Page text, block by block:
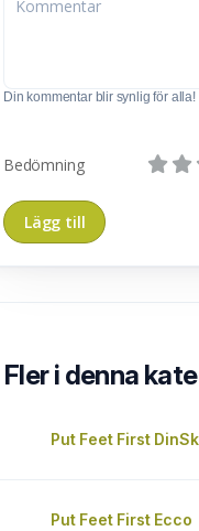
Din kommentar blir synlig för alla!
Bedömning
Fler i denna
Put Feet First
Put Feet First Ecco